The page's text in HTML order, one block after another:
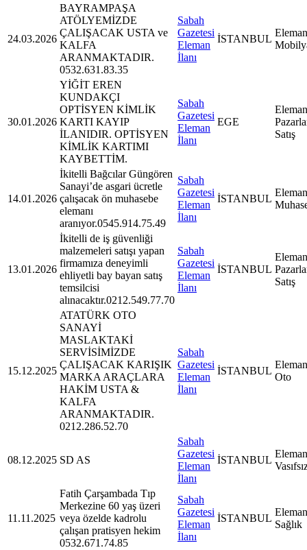
24.03.2026
BAYRAMPAŞA
ATÖLYEMİZDE
ÇALIŞACAK USTA ve
KALFA
ARANMAKTADIR.
0532.631.83.35
Sabah
Gazetesi
Eleman
İlanı
İSTANBUL
30.01.2026
YİĞİT EREN
KUNDAKÇI
OPTİSYEN KİMLİK
KARTI KAYIP
İLANIDIR. OPTİSYEN
KİMLİK KARTIMI
KAYBETTİM.
Sabah
Gazetesi
Eleman
İlanı
EGE
Satış
14.01.2026
İkitelli Bağcılar Güngören
Sanayi’de asgari ücretle
çalışacak ön muhasebe
elemanı
aranıyor.0545.914.75.49
Sabah
Gazetesi
Eleman
İlanı
İSTANBUL
13.01.2026
İkitelli de iş güvenliği
malzemeleri satışı yapan
firmamıza deneyimli
ehliyetli bay bayan satış
temsilcisi
alınacaktır.0212.549.77.70
Sabah
Gazetesi
Eleman
İlanı
İSTANBUL
Satış
15.12.2025
ATATÜRK OTO
SANAYİ
MASLAKTAKİ
SERVİSİMİZDE
ÇALIŞACAK KARIŞIK
MARKA ARAÇLARA
HAKİM USTA &
KALFA
ARANMAKTADIR.
0212.286.52.70
Sabah
Gazetesi
Eleman
İlanı
İSTANBUL
Oto
08.12.2025 SD AS
Sabah
Gazetesi
Eleman
İlanı
İSTANBUL
11.11.2025
Fatih Çarşambada Tıp
Merkezine 60 yaş üzeri
veya özelde kadrolu
çalışan pratisyen hekim
0532.671.74.85
Sabah
Gazetesi
Eleman
İlanı
İSTANBUL
Sağlık